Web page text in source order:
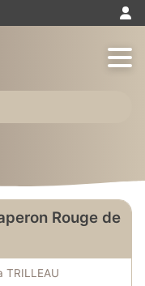
Rouge de